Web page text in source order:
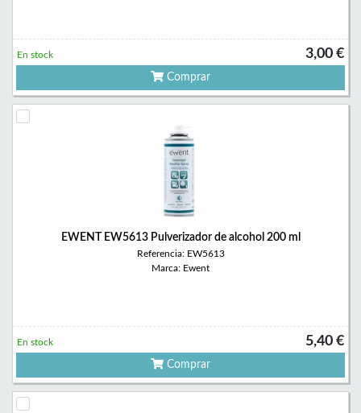
3,00 €
En stock
Comprar
EWENT EW5613 Pulverizador de alcohol 200 ml
Referencia: EW5613
Marca: Ewent
5,40 €
En stock
Comprar